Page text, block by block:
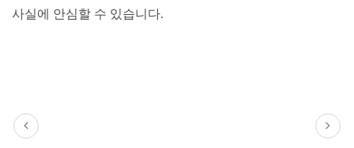
사실에 안심할 수 있습니다.